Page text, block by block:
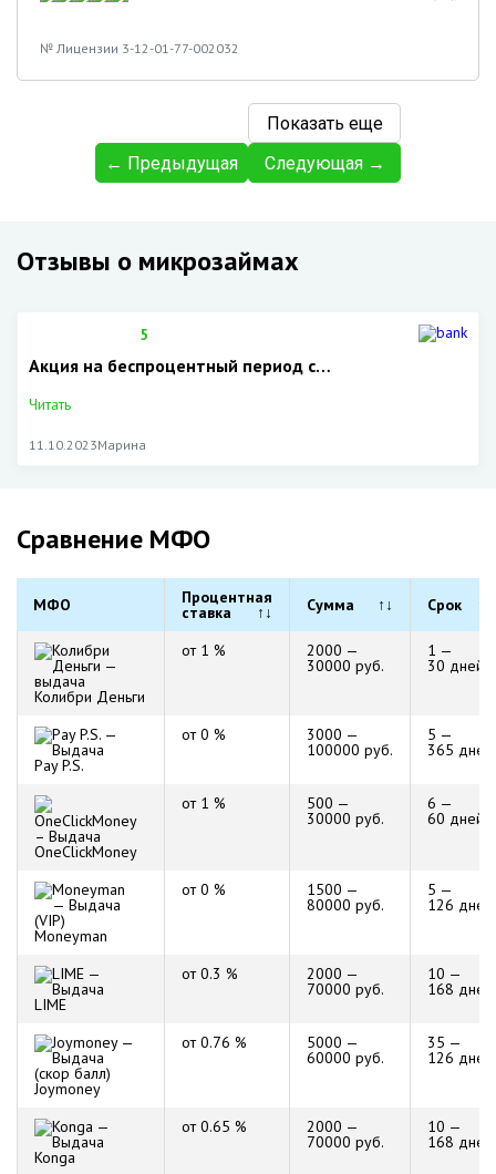
№ Лицензии 3-12-01-77-002032
Показать еще
← Предыдущая
Следующая →
Отзывы о микрозаймах
5
Акция на беспроцентный период с…
Читать
11.10.2023Марина
Сравнение МФО
МФО Процентная
ставка ↑↓ Сумма ↑↓ Срок
Колибри Деньги
от 1 % 2000 —
30000 руб.
1 —
30 дней
Pay P.S.
от 0 % 3000 —
100000 руб.
5 —
365 дней
OneClickMoney
от 1 % 500 —
30000 руб.
6 —
60 дней
Moneyman
от 0 % 1500 —
80000 руб.
5 —
126 дней
LIME
от 0.3 % 2000 —
70000 руб.
10 —
168 дней
Joymoney
от 0.76 % 5000 —
60000 руб.
35 —
126 дней
Konga
от 0.65 % 2000 —
70000 руб.
10 —
168 дней